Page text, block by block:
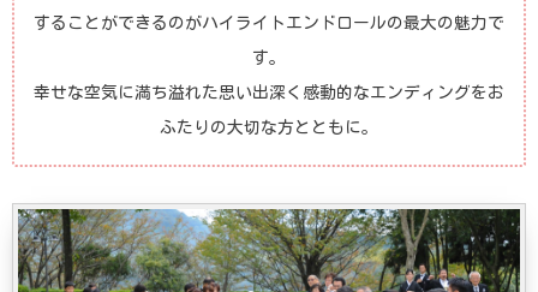
することができるのがハイライトエンドロールの最大の魅力で
す。
幸せな空気に満ち溢れた思い出深く感動的なエンディングをお
ふたりの大切な方とともに。